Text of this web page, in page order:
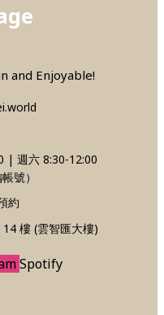
and Enjoyable!
| 週六 8:30-12:00
號）
約
樓 (雲智匯大樓)
Spotify